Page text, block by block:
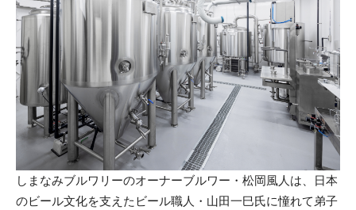
しまなみブルワリーのオーナーブルワー・松岡風人は、日本
のビール文化を支えたビール職人・山田一巳氏に憧れて弟子